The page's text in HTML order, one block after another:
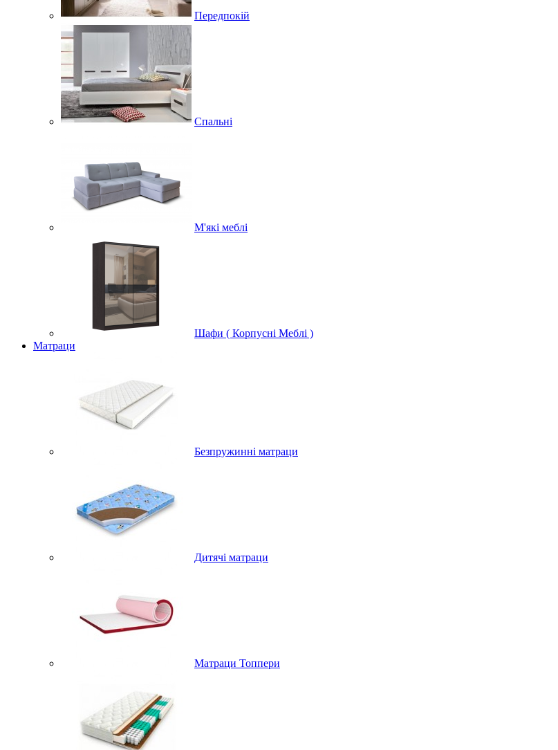
Передпокій
Спальні
М'які меблі
Шафи ( Корпусні Меблі )
Матраци
Безпружинні матраци
Дитячі матраци
Матраци Топпери